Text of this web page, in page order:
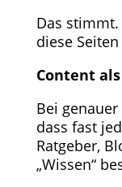
Das
diese
Content
Bei
dass fast
Ratgeber,
„Wissen“